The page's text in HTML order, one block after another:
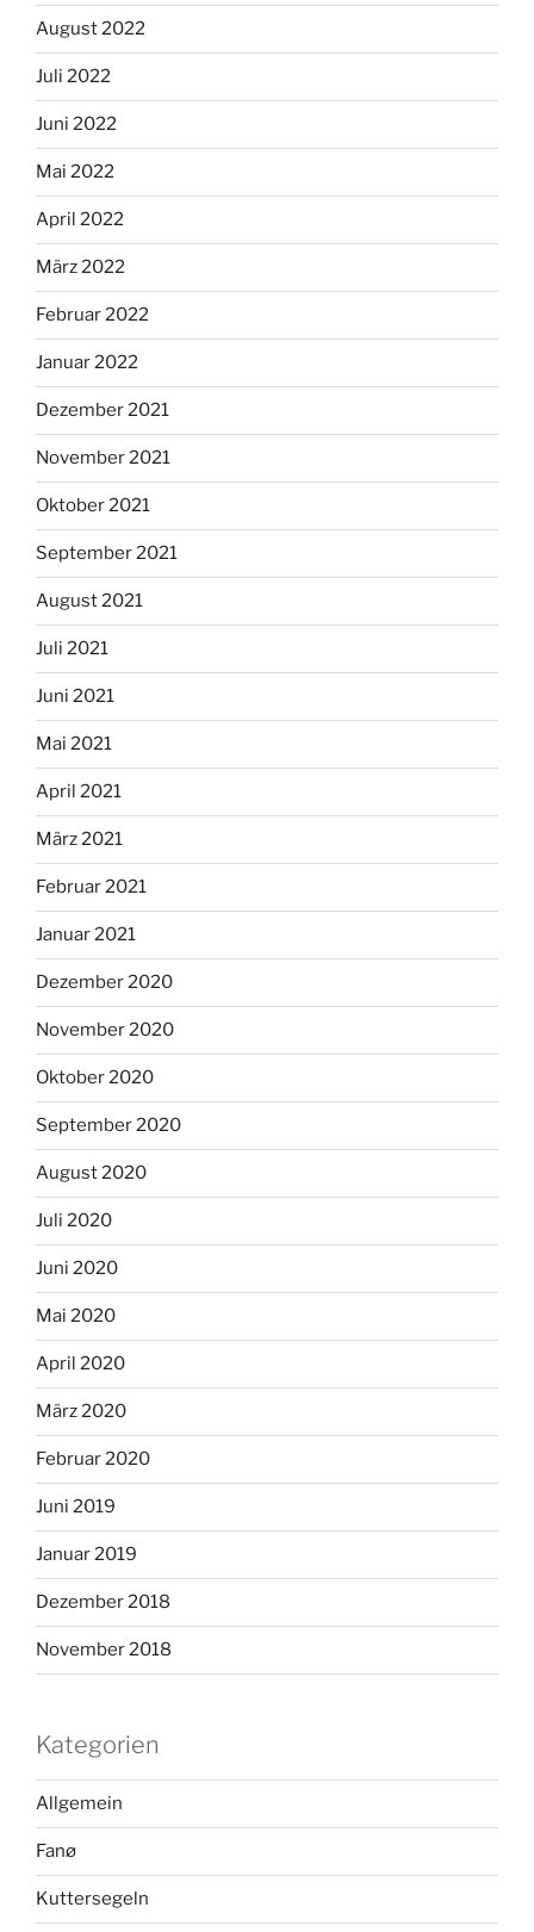
August 2022
Juli 2022
Juni 2022
Mai 2022
April 2022
März 2022
Februar 2022
Januar 2022
Dezember 2021
November 2021
Oktober 2021
September 2021
August 2021
Juli 2021
Juni 2021
Mai 2021
April 2021
März 2021
Februar 2021
Januar 2021
Dezember 2020
November 2020
Oktober 2020
September 2020
August 2020
Juli 2020
Juni 2020
Mai 2020
April 2020
März 2020
Februar 2020
Juni 2019
Januar 2019
Dezember 2018
November 2018
Kategorien
Allgemein
Fanø
Kuttersegeln